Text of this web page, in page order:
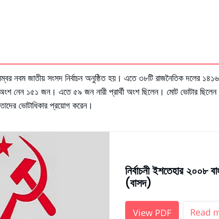
নবম জাতীয় সংসদ নির্বাচন অনুষ্ঠিত হয়। এতে ৩৮টি রাজনৈতিক দলের
অংশ নেন ১৫১ জন। এতে ৫৯ জন নারী প্রার্থী অংশ ছিলেন। মোট ভোটার
ভোটাধিকার প্রয়োগ করেন।
নির্বাচনী ইশতেহার ২০০৮
(বাসদ)
View PDF Read